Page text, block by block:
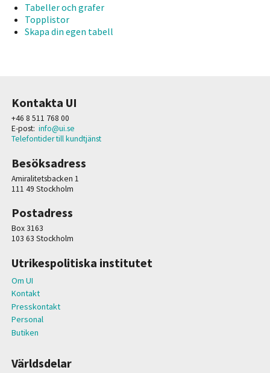
Tabeller och grafer
Topplistor
Skapa din egen tabell
Kontakta UI
+46 8 511 768 00
E-post: info@ui.se
Telefontider till kundtjänst
Besöksadress
Amiralitetsbacken 1
111 49 Stockholm
Postadress
Box 3163
103 63 Stockholm
Utrikespolitiska institutet
Om UI
Kontakt
Presskontakt
Personal
Butiken
Världsdelar